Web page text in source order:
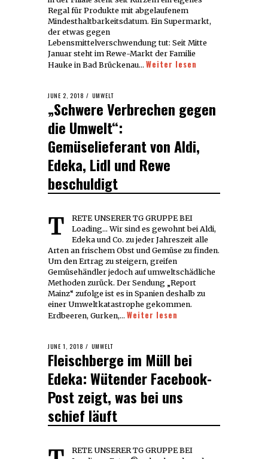
Regal für Produkte mit abgelaufenem
Mindesthaltbarkeitsdatum. Ein Supermarkt,
der etwas gegen
Lebensmittelverschwendung tut: Seit Mitte
Januar steht im Rewe-Markt der Familie
Hauke in Bad Brückenau… Weiter lesen
POSTED
ON
JUNE 2, 2018 JUNE
2018
UMWELT
„Schwere Verbrechen gegen
die Umwelt“:
Gemüselieferant von Aldi,
Edeka, Lidl und Rewe
beschuldigt
TRETE UNSERER TG GRUPPE BEI
Loading... Wir sind es gewohnt bei Aldi,
Edeka und Co. zu jeder Jahreszeit alle
Arten an frischem Obst und Gemüse zu finden.
Um den Ertrag zu steigern, greifen
Gemüsehändler jedoch auf umweltschädliche
Methoden zurück. Der Sendung „Report
Mainz“ zufolge ist es in Spanien deshalb zu
einer Umweltkatastrophe gekommen.
Erdbeeren, Gurken,… Weiter lesen
POSTED
ON
JUNE 1, 2018 JUNE
1,
2018
UMWELT
Fleischberge im Müll bei
Edeka: Wütender Facebook-
Post zeigt, was bei uns
schief läuft